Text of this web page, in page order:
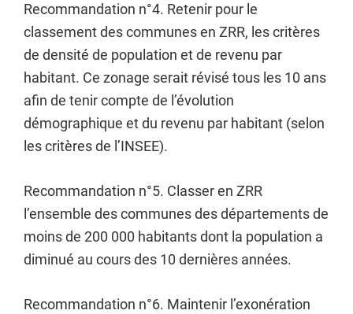
Recommandation n°4. Retenir pour le
classement des communes en ZRR, les critères
de densité de population et de revenu par
habitant. Ce zonage serait révisé tous les 10 ans
afin de tenir compte de l’évolution
démographique et du revenu par habitant (selon
les critères de l’INSEE).
Recommandation n°5. Classer en ZRR
l’ensemble des communes des départements de
moins de 200 000 habitants dont la population a
diminué au cours des 10 dernières années.
Recommandation n°6. Maintenir l’exonération